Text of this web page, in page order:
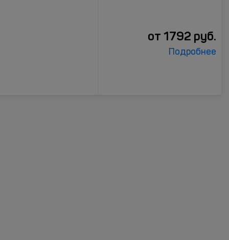
от 1792 руб.
Подробнее